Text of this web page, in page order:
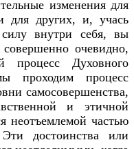
изменения для
для других, и, учась
внутри себя, вы
очевидно,
процесс Духовного
проходим процесс
самосовершенства,
и этичной
неотъемлемой частью
достоинства или